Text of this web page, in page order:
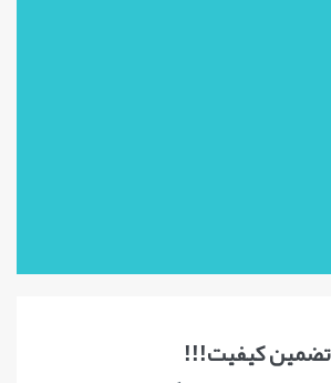
تضمين کيفيت!!!